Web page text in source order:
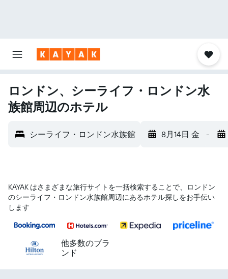
ロンドン、シーライフ・ロンドン水
族館周辺のホテル
シーライフ・ロンドン水族館 8月14日 金 -
KAYAK はさまざまな旅行サイトを一括検索することで、ロンドン​
のシーライフ・ロンドン水族館​周辺にあるホテル探しをお手伝い
します
他多数のブラ
ンド